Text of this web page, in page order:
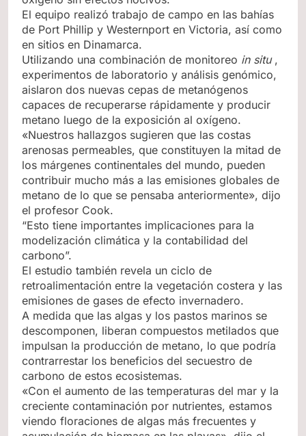
El equipo realizó trabajo de campo en las bahías
de Port Phillip y Westernport en Victoria, así como
en sitios en Dinamarca.
Utilizando una combinación de monitoreo in situ,
experimentos de laboratorio y análisis genómico,
aislaron dos nuevas cepas de metanógenos
capaces de recuperarse rápidamente y producir
metano luego de la exposición al oxígeno.
«Nuestros hallazgos sugieren que las costas
arenosas permeables, que constituyen la mitad de
los márgenes continentales del mundo, pueden
contribuir mucho más a las emisiones globales de
metano de lo que se pensaba anteriormente», dijo
el profesor Cook.
“Esto tiene importantes implicaciones para la
modelización climática y la contabilidad del
carbono”.
El estudio también revela un ciclo de
retroalimentación entre la vegetación costera y las
emisiones de gases de efecto invernadero.
A medida que las algas y los pastos marinos se
descomponen, liberan compuestos metilados que
impulsan la producción de metano, lo que podría
contrarrestar los beneficios del secuestro de
carbono de estos ecosistemas.
«Con el aumento de las temperaturas del mar y la
creciente contaminación por nutrientes, estamos
viendo floraciones de algas más frecuentes y